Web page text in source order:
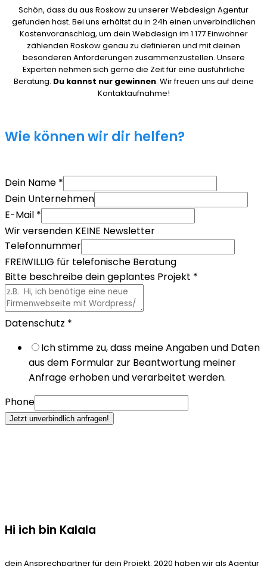
Schön, dass du aus Roskow zu unserer Webdesign Agentur
gefunden hast. Bei uns erhältst du in 24h einen unverbindlichen
Kostenvoranschlag, um dein Webdesign im 1.177 Einwohner
zählenden Roskow genau zu definieren und mit deinen
besonderen Anforderungen zusammenzustellen. Unsere
Experten nehmen sich gerne die Zeit für eine ausführliche
Beratung. Du kannst nur gewinnen. Wir freuen uns auf deine
Kontaktaufnahme!
Wie können wir dir helfen?
Dein Name *
Dein Unternehmen
E-Mail *
Wir versenden KEINE Newsletter
Telefonnummer
FREIWILLIG für telefonische Beratung
Bitte beschreibe dein geplantes Projekt *
Datenschutz *
Ich stimme zu, dass meine Angaben und Daten
aus dem Formular zur Beantwortung meiner
Anfrage erhoben und verarbeitet werden.
Phone
Jetzt unverbindlich anfragen!
Hi ich bin Kalala
dein Ansprechpartner für dein Projekt. 2020 haben wir als Agentur